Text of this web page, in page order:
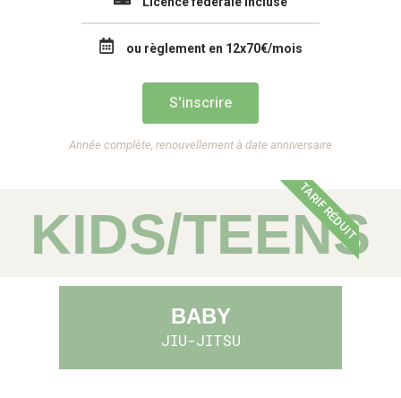
ou règlement en 12x70€/mois
S'inscrire
Année complète, renouvellement à date anniversaire
TARIF RÉDUIT
KIDS/TEENS
BABY
JIU-JITSU